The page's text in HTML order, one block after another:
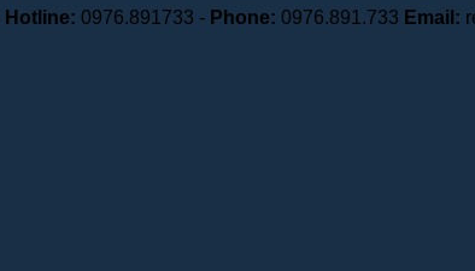
Hotline: 0976.891733 - Phone: 0976.891.733 Email: